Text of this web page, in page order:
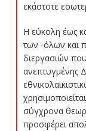
εκάστοτε
Η εύκολη έως
των -όλων και
διεργασιών
ανεπτυγμένης
σύγχρονα
προσφέρει